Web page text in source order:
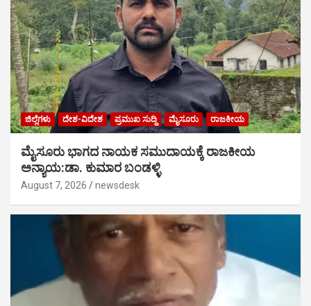
ಜಿಲ್ಲೆಗಳು ದೇಶ-ವಿದೇಶ ಪ್ರಮುಖ ಸುದ್ದಿ ಮೈಸೂರು ರಾಜಕೀಯ
ಮೈಸೂರು ಭಾಗದ ನಾಯಕ ಸಮುದಾಯಕ್ಕೆ ರಾಜಕೀಯ
ಅನ್ಯಾಯ:ಡಾ. ಕುಮಾರ ಬಂಡಳ್ಳಿ
August 7, 2026 newsdesk